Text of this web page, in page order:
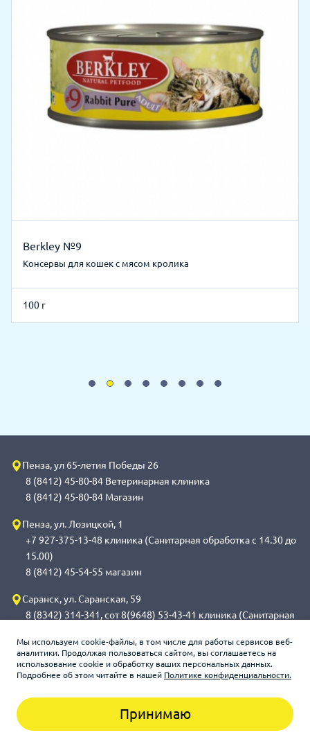
Мы используем cookie-файлы, в том числе для работы сервисов веб-
аналитики. Продолжая пользоваться сайтом, вы соглашаетесь на
использование cookie и обработку ваших персональных данных.
Подробнее об этом читайте в нашей Политике конфиденциальности.
Принимаю
Berkley №9
Консервы для кошек с мясом кролика
100 г
Пенза, ул 65-летия Победы 26
8 (8412) 45-80-84 Ветеринарная клиника
8 (8412) 45-80-84 Магазин
Пенза, ул. Лозицкой, 1
+7 927-375-13-48 клиника (Санитарная обработка с 14.30 до
15.00)
8 (8412) 45-54-55 магазин
Саранск, ул. Саранская, 59
8 (8342) 314-341, сот 8(9648) 53-43-41 клиника (Санитарная
8 (8342) 272-275 магазин
Зооцентр «Счастливый слон», 2026